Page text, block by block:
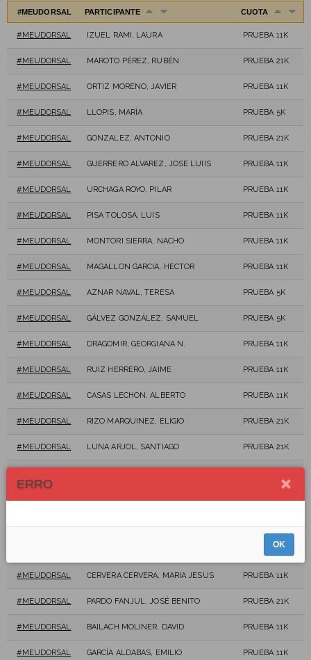
#MEUDORSAL PARTICIPANTE CUOTA
#MEUDORSAL IZUEL RAMI, LAURA PRUEBA 11K
#MEUDORSAL MAROTO PÉREZ, RUBÉN PRUEBA 21K
#MEUDORSAL ORTIZ MORENO, JAVIER PRUEBA 11K
#MEUDORSAL LLOPIS, MARÍA PRUEBA 5K
#MEUDORSAL GONZALEZ, ANTONIO PRUEBA 21K
#MEUDORSAL GUERRERO ALVAREZ, JOSE LUIIS PRUEBA 11K
#MEUDORSAL URCHAGA ROYO, PILAR PRUEBA 11K
#MEUDORSAL PISA TOLOSA, LUIS PRUEBA 11K
#MEUDORSAL MONTORI SIERRA, NACHO PRUEBA 11K
#MEUDORSAL MAGALLON GARCIA, HECTOR PRUEBA 11K
#MEUDORSAL AZNAR NAVAL, TERESA PRUEBA 5K
#MEUDORSAL GÁLVEZ GONZÁLEZ, SAMUEL PRUEBA 5K
#MEUDORSAL DRAGOMIR, GEORGIANA N. PRUEBA 11K
#MEUDORSAL RUIZ HERRERO, JAIME PRUEBA 11K
#MEUDORSAL CASAS LECHON, ALBERTO PRUEBA 11K
#MEUDORSAL RIZO MARQUINEZ, ELIGIO PRUEBA 21K
#MEUDORSAL LUNA ARJOL, SANTIAGO PRUEBA 21K
#MEUDORSAL OCAÑA NAVARRO, BEATRIZ PRUEBA 5K
PRUEBA 11K
#MEUDORSAL CERVERA CERVERA, MARIA JESUS PRUEBA 11K
#MEUDORSAL PARDO FANJUL, JOSÉ BENITO PRUEBA 21K
#MEUDORSAL BAILACH MOLINER, DAVID PRUEBA 11K
#MEUDORSAL GARCÍA ALDABAS, EMILIO PRUEBA 11K
ERRO
OK